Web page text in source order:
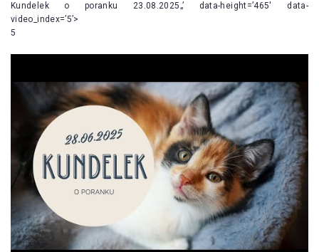
Kundelek o poranku 23.08.2025„’ data-height=’465′ data-
video_index=’5’>
5